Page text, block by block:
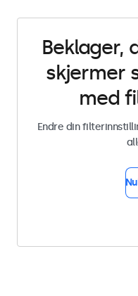
Beklager,
skjermer
med
Endre din